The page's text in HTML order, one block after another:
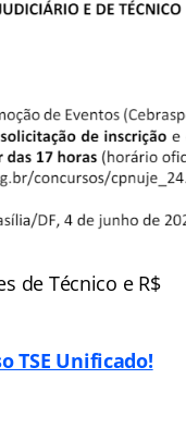
de Técnico e R$
TSE Unificado!